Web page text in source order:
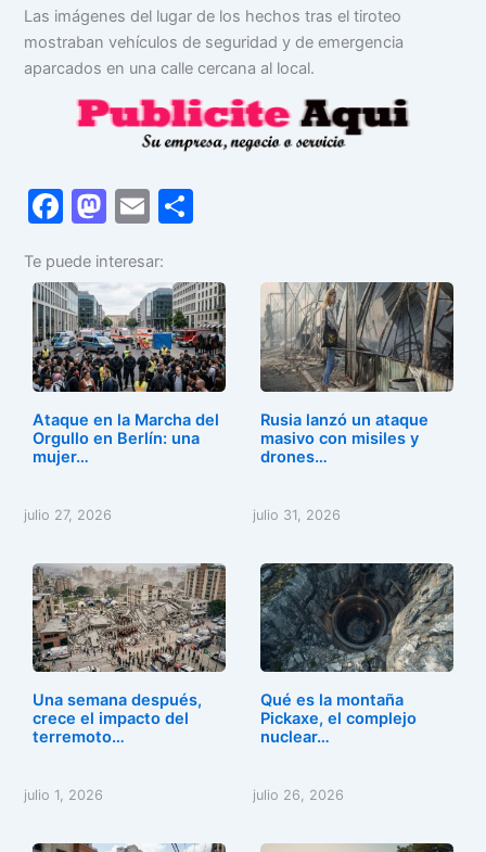
Las imágenes del lugar de los hechos tras el tiroteo
mostraban vehículos de seguridad y de emergencia
aparcados en una calle cercana al local.
F
c
e
b
o
o
k
M
st
o
d
o
n
E
ai
l
m
p
ar
tir
Te puede interesar:
Ataque en la Marcha del
Orgullo en Berlín: una
mujer…
julio 27, 2026
Rusia lanzó un ataque
masivo con misiles y
drones…
julio 31, 2026
Una semana después,
crece el impacto del
terremoto…
julio 1, 2026
Qué es la montaña
Pickaxe, el complejo
nuclear…
julio 26, 2026